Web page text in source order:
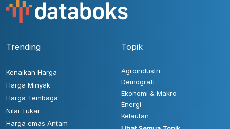
Trending
Kenaikan Harga
Harga Minyak
Harga Tembaga
Nilai Tukar
Harga emas Antam
Topik
Agroindustri
Demografi
Ekonomi & Makro
Energi
Kelautan